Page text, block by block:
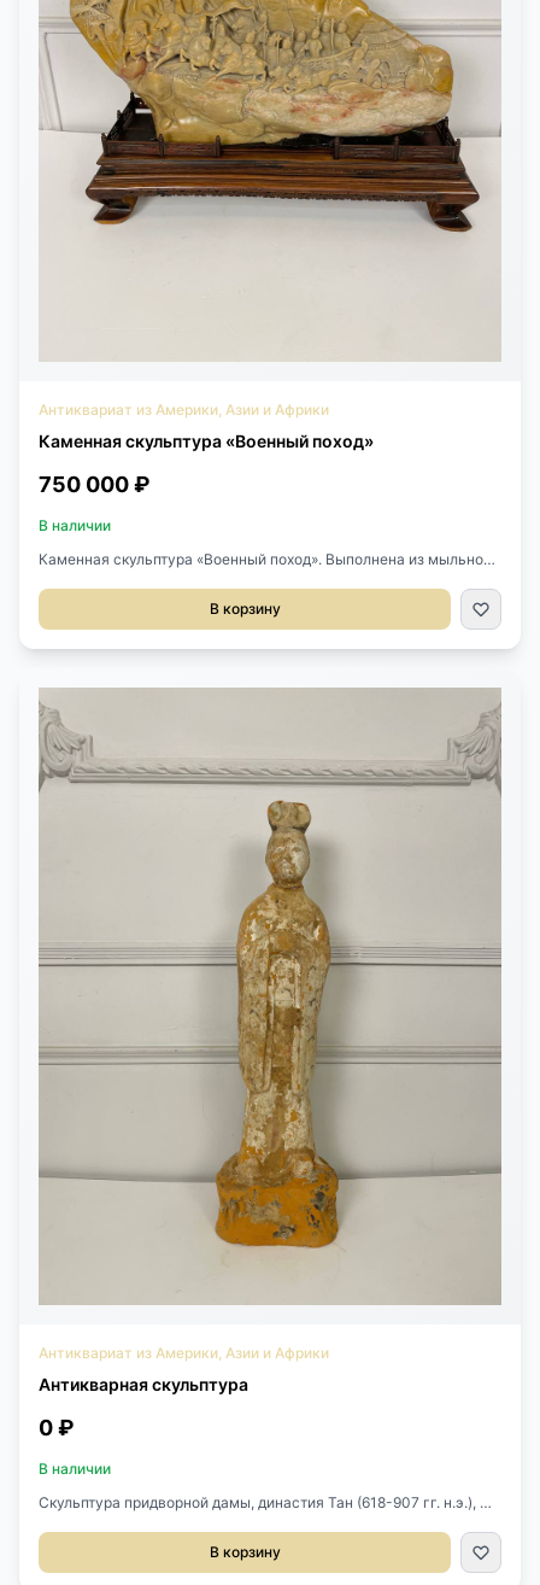
Антиквариат из Америки, Азии и Африки
Каменная скульптура «Военный поход»
750 000 ₽
В наличии
Каменная скульптура «Военный поход». Выполнена из мыльного
подставкой 65х19х45h см.
В корзину
Антиквариат из Америки, Азии и Африки
Антикварная скульптура
0 ₽
В наличии
Скульптура придворной дамы, династия Тан (618-907 гг. н.э.),
21х15х69h см.
В корзину